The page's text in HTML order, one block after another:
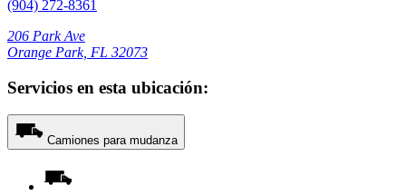
(904) 272-8361
206 Park Ave
Orange Park, FL 32073
Servicios en esta ubicación:
Camiones para mudanza